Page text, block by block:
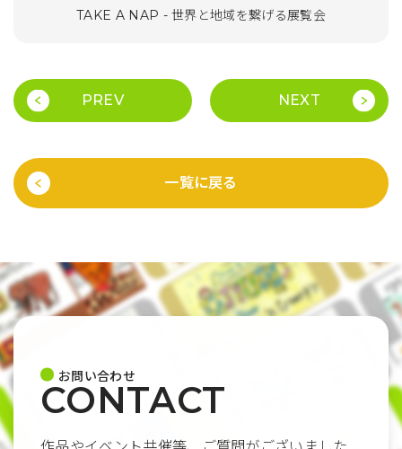
TAKE A NAP - 世界と地域を繋げる展覧会
PREV NEXT
一覧に戻る
お問い合わせ
CONTACT